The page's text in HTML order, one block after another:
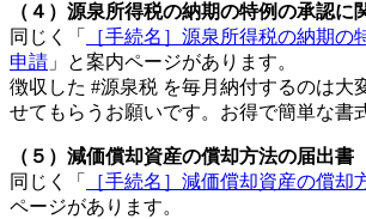
（４）源泉所得税の納期の特例の承認に
同じく「
［手続名］源泉所得税の納期の
申請 」と案内ページがあります。
徴収した #源泉税 を毎月納付するのは大
せてもらうお願いです。お得で簡単な書
（５）減価償却資産の償却方法の届出書
同じく「
［手続名］減価償却資産の償却
ページがあります。